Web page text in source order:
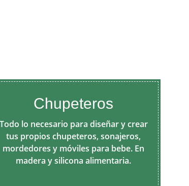
Chupeteros
Todo lo necesario para diseñar y crear
tus propios chupeteros, sonajeros,
mordedores y móviles para bebe. En
madera y silicona alimentaria.